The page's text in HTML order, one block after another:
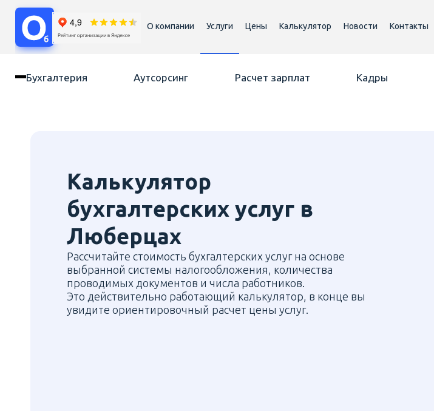
О компании Услуги Цены Калькулятор Новости Контакты
Бухгалтерия Аутсорсинг Расчет зарплат Кадры
Калькулятор
бухгалтерских услуг в
Люберцах
Рассчитайте стоимость бухгалтерских услуг на основе
выбранной системы налогообложения, количества
проводимых документов и числа работников.
Это действительно работающий калькулятор, в конце вы
увидите ориентировочный расчет цены услуг.